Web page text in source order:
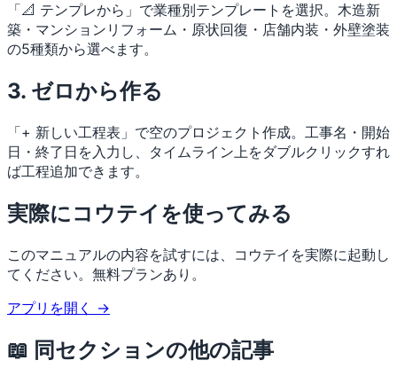
「📐 テンプレから」で業種別テンプレートを選択。木造新
築・マンションリフォーム・原状回復・店舗内装・外壁塗装
の5種類から選べます。
3. ゼロから作る
「+ 新しい工程表」で空のプロジェクト作成。工事名・開始
日・終了日を入力し、タイムライン上をダブルクリックすれ
ば工程追加できます。
実際にコウテイを使ってみる
このマニュアルの内容を試すには、コウテイを実際に起動し
てください。無料プランあり。
アプリを開く →
📖 同セクションの他の記事